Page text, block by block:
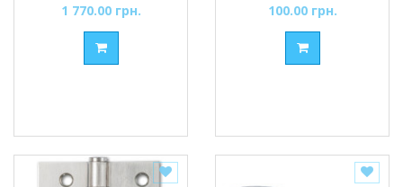
1 770.00 грн.
100.00 грн.